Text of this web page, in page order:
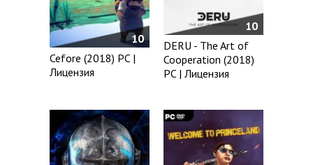
10
Cefore (2018) PC |
Лицензия
10
DERU - The Art of
Cooperation (2018)
PC | Лицензия